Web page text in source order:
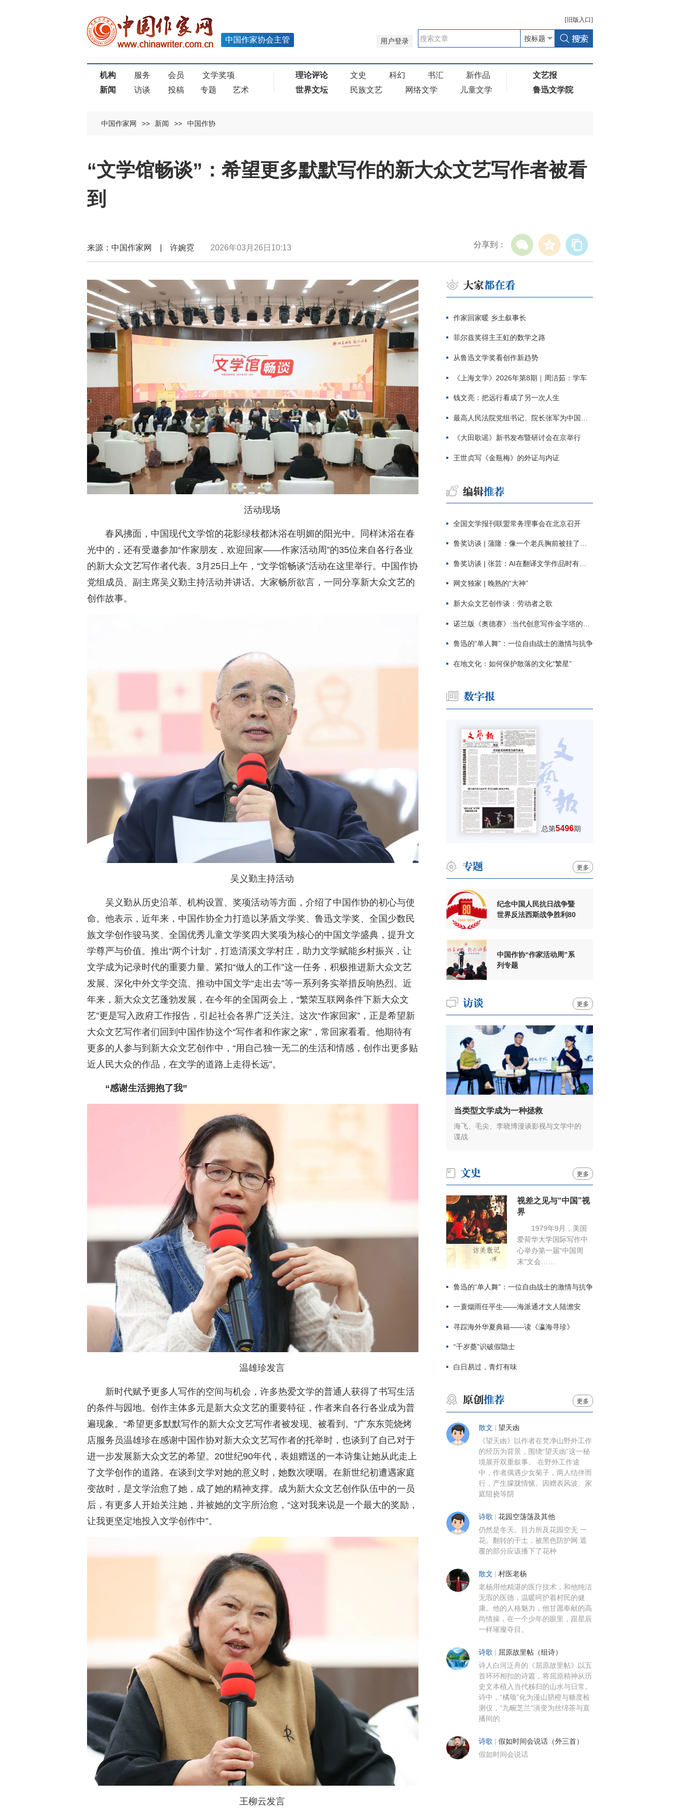
[ 旧版 入口]
用户登录
中国作家协会主管
机构 服务 会员
文学奖项
新闻
访谈 投稿 专题 艺术
理论评论 文史 科幻 书汇
新作品
世界文坛
民族文艺 网络文学 儿童文学
文艺报
鲁迅文学院
中国作家网 >> 新闻 >> 中国作协
“文学馆畅谈”：希望更多默默写作的新大众文艺写作者被看
到
分享到：
来源：中国作家网 | 许婉霓 2026年03月26日10:13
活动现场
春风拂面，中国现代文学馆的花影绿枝都沐浴在明媚的阳光中。同样沐浴在春
光中的，还有受邀参加“作家朋友，欢迎回家——作家活动周”的35位来自各行各业
的新大众文艺写作者代表。3月25日上午，“文学馆畅谈”活动在这里举行。中国作协
党组成员、副主席吴义勤主持活动并讲话。大家畅所欲言，一同分享新大众文艺的
创作故事。
吴义勤主持活动
吴义勤从历史沿革、机构设置、奖项活动等方面，介绍了中国作协的初心与使
命。他表示，近年来，中国作协全力打造以茅盾文学奖、鲁迅文学奖、全国少数民
族文学创作骏马奖、全国优秀儿童文学奖四大奖项为核心的中国文学盛典，提升文
学尊严与价值。推出“两个计划”，打造清溪文学村庄，助力文学赋能乡村振兴，让
文学成为记录时代的重要力量。紧扣“做人的工作”这一任务，积极推进新大众文艺
发展、深化中外文学交流、推动中国文学“走出去”等一系列务实举措反响热烈。近
年来，新大众文艺蓬勃发展，在今年的全国两会上，“繁荣互联网条件下新大众文
艺”更是写入政府工作报告，引起社会各界广泛关注。这次“作家回家”，正是希望新
大众文艺写作者们回到中国作协这个“写作者和作家之家”，常回家看看。他期待有
更多的人参与到新大众文艺创作中，“用自己独一无二的生活和情感，创作出更多贴
近人民大众的作品，在文学的道路上走得长远”。
“感谢生活拥抱了我”
温雄珍发言
新时代赋予更多人写作的空间与机会，许多热爱文学的普通人获得了书写生活
的条件与园地。创作主体多元是新大众文艺的重要特征，作者来自各行各业成为普
遍现象。“希望更多默默写作的新大众文艺写作者被发现、被看到。”广东东莞烧烤
店服务员温雄珍在感谢中国作协对新大众文艺写作者的托举时，也谈到了自己对于
进一步发展新大众文艺的希望。20世纪90年代，表姐赠送的一本诗集让她从此走上
了文学创作的道路。在谈到文学对她的意义时，她数次哽咽。在新世纪初遭遇家庭
变故时，是文学治愈了她，成了她的精神支撑。成为新大众文艺创作队伍中的一员
后，有更多人开始关注她，并被她的文字所治愈，“这对我来说是一个最大的奖励，
让我更坚定地投入文学创作中”。
王柳云发言
作家回家暖 乡土叙事长
菲尔兹奖得主王虹的数学之路
从鲁迅文学奖看创作新趋势
《上海文学》2026年第8期｜周洁茹：学车
钱文亮：把远行看成了另一次人生
最高人民法院党组书记、院长张军为中国作协干部大讲堂授课
《大田歌谣》新书发布暨研讨会在京举行
王世贞写《金瓶梅》的外证与内证
全国文学报刊联盟常务理事会在北京召开
鲁奖访谈 | 蒲隆：像一个老兵胸前被挂了一枚“红色英勇勋章”
鲁奖访谈 | 张芸：AI在翻译文学作品时有明显局限
网文独家 | 晚熟的“大神”
新大众文艺创作谈：劳动者之歌
诺兰版《奥德赛》:当代创意写作金字塔的宏伟与平庸
鲁迅的“单人舞”：一位自由战士的激情与抗争
在地文化：如何保护散落的文化“繁星”
总第5496期
更多
纪念中国人民抗日战争暨
世界反法西斯战争胜利80
中国作协“作家活动周”系
列专题
更多
当类型文学成为一种拯救
海飞、毛尖、李晓博漫谈影视与文学中的
谍战
更多
视差之见与“中国”视
界
1979年9月，美国
爱荷华大学国际写作中
心举办第一届“中国周
末”文会……
鲁迅的“单人舞”：一位自由战士的激情与抗争
一蓑烟雨任平生——海派通才文人陆澹安
寻踪海外华夏典籍——读《瀛海寻珍》
“千岁蘽”识破假隐士
白日易过，青灯有味
更多
散文 望天凼
《望天凼》以作者在梵净山野外工作
的经历为背景，围绕“望天凼”这一秘
境展开双重叙事。 在野外工作途
中，作者偶遇少女菊子，两人结伴而
行，产生朦胧情愫。因赠表风波、家
庭阻挠等阴
诗歌 花园空荡荡及其他
仍然是冬天。目力所及花园空无 一
花。翻转的干土，被黑色防护网 遮
覆的部分应该播下了花种
散文 村医老杨
老杨用他精湛的医疗技术，和他纯洁
无瑕的医德，温暖呵护着村民的健
康。他的人格魅力，他甘愿奉献的高
尚情操，在一个少年的眼里，跟星辰
一样璀璨夺目。
诗歌 屈原故里帖（组诗）
诗人白河泛舟的《屈原故里帖》以五
首环环相扣的诗篇，将屈原精神从历
史文本植入当代秭归的山水与日常。
诗中，“橘颂”化为漫山脐橙与糖度检
测仪，“九畹芝兰”演变为丝绵茶与直
播间的
诗歌 假如时间会说话（外三首）
假如时间会说话